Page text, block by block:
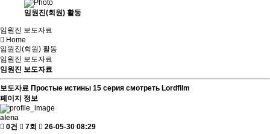
임원진(회원) 활동
임원진 보도자료
Home
임원진(회원) 활동
임원진 보도자료
임원진 보도자료
보도자료 Простые истины 15 серия смотреть Lordfilm
페이지 정보
alena
0건
7회 26-05-30 08:29